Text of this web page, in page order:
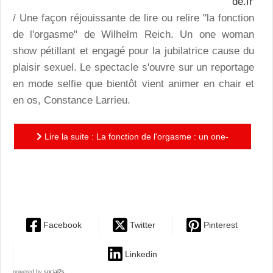
/ Une façon réjouissante de lire ou relire "la fonction
de l'orgasme" de Wilhelm Reich. Un one woman
show pétillant et engagé pour la jubilatrice cause du
plaisir sexuel. Le spectacle s'ouvre sur un reportage
en mode selfie que bientôt vient animer en chair et
en os, Constance Larrieu.
Lire la suite : La fonction de l'orgasme : un one-
Facebook Twitter Pinterest
Linkedin